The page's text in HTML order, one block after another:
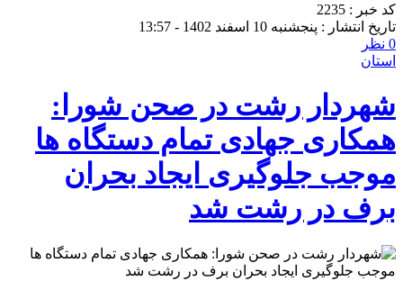
کد خبر : 2235
تاریخ انتشار : پنجشنبه 10 اسفند 1402 - 13:57
0 نظر
استان
شهردار رشت در صحن شورا:
همکاری جهادی تمام دستگاه ها
موجب جلوگیری ایجاد بحران
برف در رشت شد